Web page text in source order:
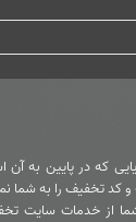
که در پایین به آن
کد تخفیف را به شما
از خدمات سایت